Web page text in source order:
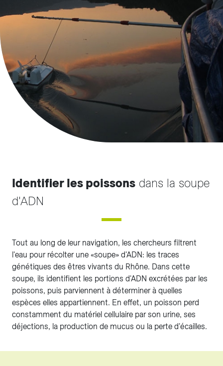
Identifier les poissons dans la soupe
d'ADN
Tout au long de leur navigation, les chercheurs filtrent
l'eau pour récolter une «soupe» d'ADN: les traces
génétiques des êtres vivants du Rhône. Dans cette
soupe, ils identifient les portions d'ADN excrétées par les
poissons, puis parviennent à déterminer à quelles
espèces elles appartiennent. En effet, un poisson perd
constamment du matériel cellulaire par son urine, ses
déjections, la production de mucus ou la perte d'écailles.